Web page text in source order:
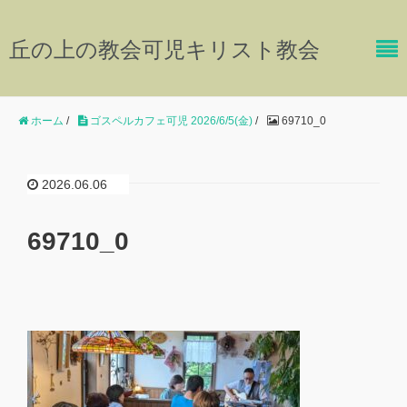
丘の上の教会可児キリスト教会
ホーム / ゴスペルカフェ可児 2026/6/5(金) / 69710_0
2026.06.06
69710_0